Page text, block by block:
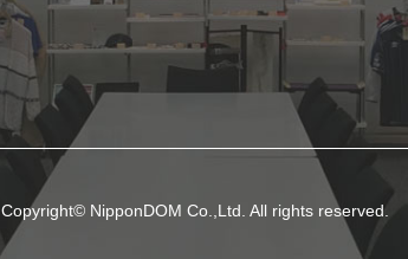
Copyright© NipponDOM Co.,Ltd. All rights reserved.